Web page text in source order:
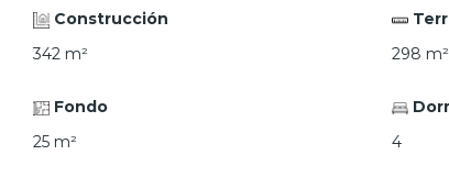
Construcción
342 m²
298 m²
Fondo
25 m²
4